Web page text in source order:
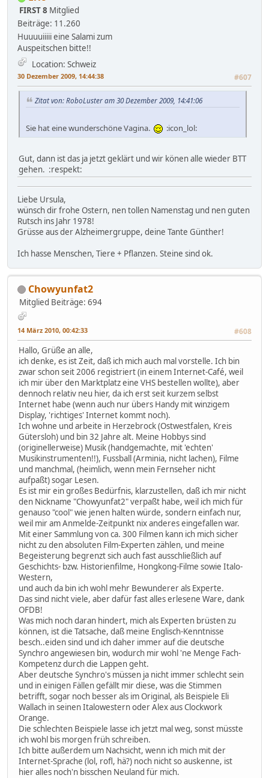
FIRST 8 Mitglied
Beiträge: 11.260
Huuuuiiiii eine Salami zum
Auspeitschen bitte!!
Location: Schweiz
30 Dezember 2009, 14:44:38 #607
Zitat von: RoboLuster am 30 Dezember 2009, 14:41:06
Sie hat eine wunderschöne Vagina. :icon_lol:
Gut, dann ist das ja jetzt geklärt und wir könen alle wieder BTT
gehen. :respekt:
Liebe Ursula,
wünsch dir frohe Ostern, nen tollen Namenstag und nen guten
Rutsch ins Jahr 1978!
Grüsse aus der Alzheimergruppe, deine Tante Günther!
Ich hasse Menschen, Tiere + Pflanzen. Steine sind ok.
Chowyunfat2
Mitglied Beiträge: 694
14 März 2010, 00:42:33 #608
Hallo, Grüße an alle,
ich denke, es ist Zeit, daß ich mich auch mal vorstelle. Ich bin
zwar schon seit 2006 registriert (in einem Internet-Café, weil
ich mir über den Marktplatz eine VHS bestellen wollte), aber
dennoch relativ neu hier, da ich erst seit kurzem selbst
Internet habe (wenn auch nur übers Handy mit winzigem
Display, 'richtiges' Internet kommt noch).
Ich wohne und arbeite in Herzebrock (Ostwestfalen, Kreis
Gütersloh) und bin 32 Jahre alt. Meine Hobbys sind
(originellerweise) Musik (handgemachte, mit 'echten'
Musikinstrumenten!!), Fussball (Arminia, nicht lachen), Filme
und manchmal, (heimlich, wenn mein Fernseher nicht
aufpaßt) sogar Lesen.
Es ist mir ein großes Bedürfnis, klarzustellen, daß ich mir nicht
den Nickname "Chowyunfat2" verpaßt habe, weil ich mich für
genauso "cool" wie jenen halten würde, sondern einfach nur,
weil mir am Anmelde-Zeitpunkt nix anderes eingefallen war.
Mit einer Sammlung von ca. 300 Filmen kann ich mich sicher
nicht zu den absoluten Film-Experten zählen, und meine
Begeisterung begrenzt sich auch fast ausschließlich auf
Geschichts- bzw. Historienfilme, Hongkong-Filme sowie Italo-
Western,
und auch da bin ich wohl mehr Bewunderer als Experte.
Das sind nicht viele, aber dafür fast alles erlesene Ware, dank
OFDB!
Was mich noch daran hindert, mich als Experten brüsten zu
können, ist die Tatsache, daß meine Englisch-Kenntnisse
besch..eiden sind und ich daher immer auf die deutsche
Synchro angewiesen bin, wodurch mir wohl 'ne Menge Fach-
Kompetenz durch die Lappen geht.
Aber deutsche Synchro's müssen ja nicht immer schlecht sein
und in einigen Fällen gefällt mir diese, was die Stimmen
betrifft, sogar noch besser als im Original, als Beispiele Eli
Wallach in seinen Italowestern oder Alex aus Clockwork
Orange.
Die schlechten Beispiele lasse ich jetzt mal weg, sonst müsste
ich wohl bis morgen früh schreiben.
Ich bitte außerdem um Nachsicht, wenn ich mich mit der
Internet-Sprache (lol, rofl, hä?) noch nicht so auskenne, ist
hier alles noch'n bisschen Neuland für mich.